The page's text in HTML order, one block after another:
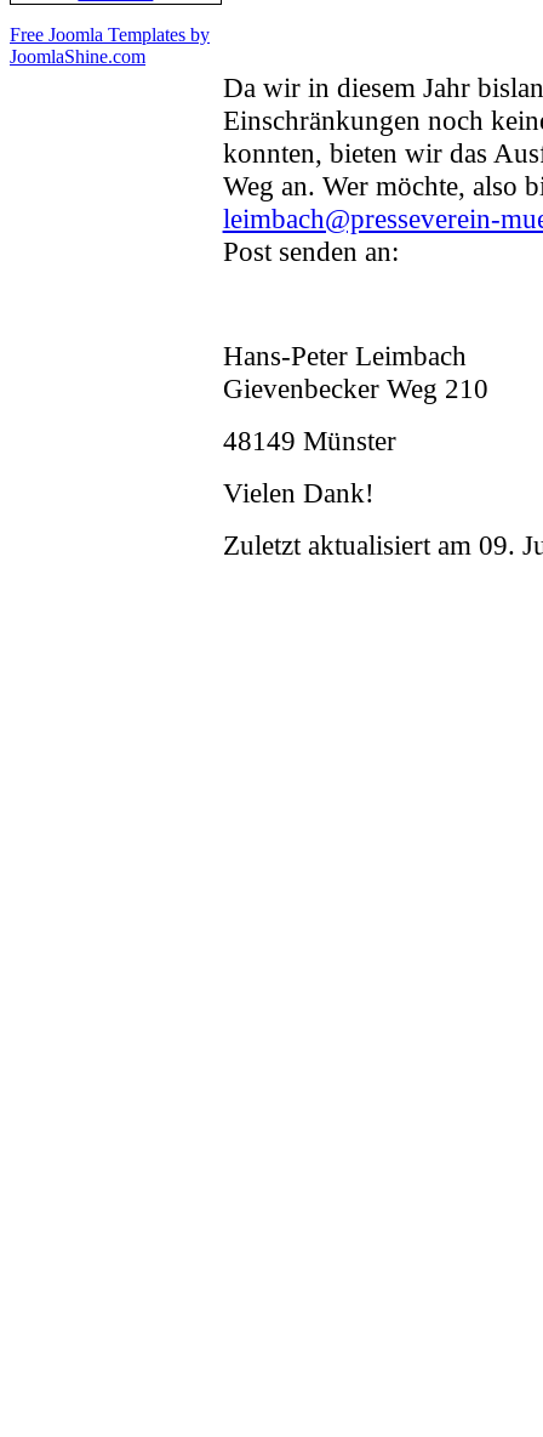
Da wir in diesem Jahr
Einschränkungen noch
konnten, bieten wir das
Weg an. Wer möchte, also
leimbach@presseverein-
Post senden an:
Hans-Peter Leimbach
Gievenbecker Weg 210
48149 Münster
Vielen Dank!
Zuletzt aktualisiert am 09.
Free Joomla Templates by
JoomlaShine.com